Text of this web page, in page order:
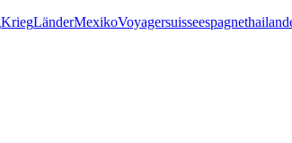
KriegLänderMexikoVoyagersuisseespagne